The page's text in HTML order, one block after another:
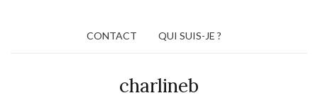
CONTACT QUI SUIS-JE ?
charlineb